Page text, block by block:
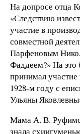
На допросе отца
«Следствию
участие в
совместной
Парфеновым
Фаддеем?» На это
принимал
1928-м году с
Ульяны
Мама А. В.
знала